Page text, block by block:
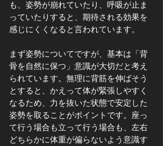
も、姿勢が崩れていたり、呼吸が止ま
っていたりすると、期待される効果を
感じにくくなると言われています。
まず姿勢についてですが、基本は「背
骨を自然に保つ」意識が大切だと考え
られています。無理に背筋を伸ばそう
とすると、かえって体が緊張しやすく
なるため、力を抜いた状態で安定した
姿勢を取ることがポイントです。座っ
て行う場合も立って行う場合も、左右
どちらかに体重が偏らないよう意識す